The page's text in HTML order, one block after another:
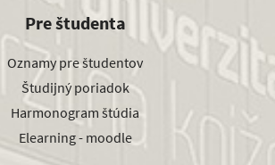
Pre študenta
Oznamy pre študentov
Študijný poriadok
Harmonogram štúdia
Elearning - moodle